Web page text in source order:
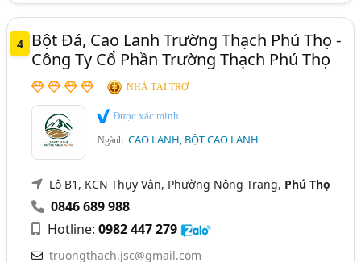
4
Bột Đá, Cao Lanh Trường Thạch Phú Thọ -
Công Ty Cổ Phần Trường Thạch Phú Thọ
NHÀ TÀI TRỢ
Được xác minh
Ngành:CAO LANH, BỘT CAO LANH
Lô B1, KCN Thụy Vân, Phường Nông Trang, Phú Thọ
0846 689 988
Hotline:0982 447 279
truongthach.jsc@gmail.com